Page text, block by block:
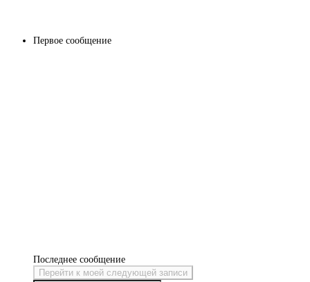
Первое сообщение
Последнее сообщение
Перейти к моей следующей записи